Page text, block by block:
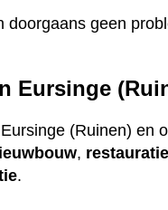
doorgaans geen
Eursinge
(Ruinen) en
,
.